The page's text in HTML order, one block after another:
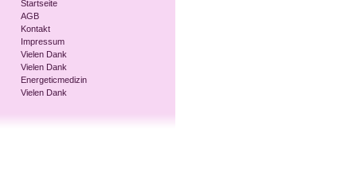
Startseite
AGB
Kontakt
Impressum
Vielen Dank
Vielen Dank
Energeticmedizin
Vielen Dank